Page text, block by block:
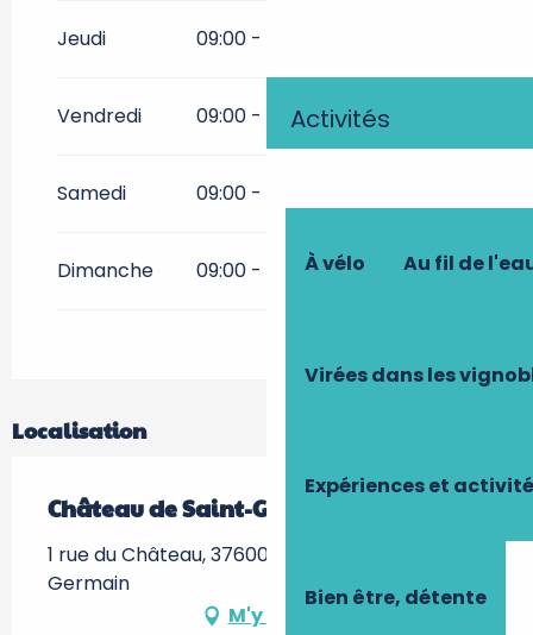
Activités
À vélo Au fil de
Virées dans les
Expériences et
Bien être, détente
Jeudi 09:00 - 12:00
Vendredi 09:00 - 12:00 14:00 - 17:00
Samedi 09:00 - 12:00
Dimanche 09:00 - 12:00 14:00 - 17:00
Localisation
Château de Saint-Germain
1 rue du Château, 37600 Saint-Jean-Saint-
Germain
M'y rendre